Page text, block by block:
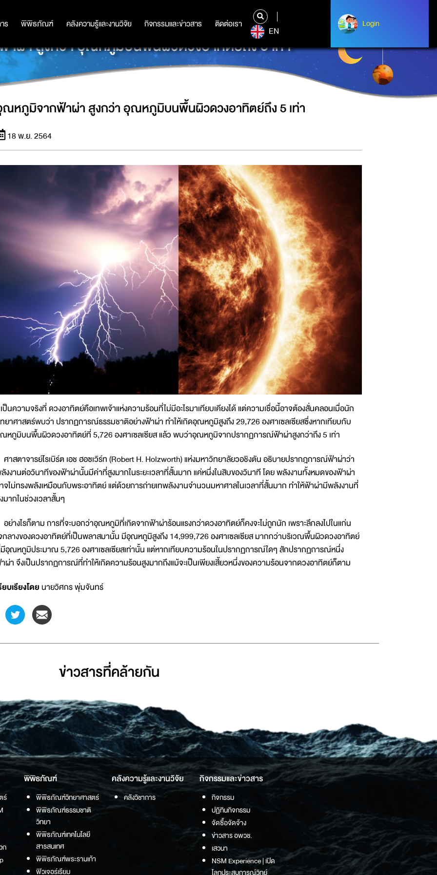
ร พิพิธภัณฑ์ คลังความรู้และงานวิจัย กิจกรรมและข่าวสาร ติดต่อเรา
ร พิพิธภัณฑ์ คลังความรู้และงานวิจัย กิจกรรมและข่าวสาร ติดต่อเรา
EN
Login
Login
ผ่า สูงกว่า อุณหภูมิบนพื้นผิวดวงอาทิตย์ถึง 5 เท่า
หภูมิจากฟ้าผ่า สูงกว่า อุณหภูมิบนพื้นผิวดวงอาทิตย์ถึง 5 เท่า
18 พ.ย. 2564
เป็นความจริงที่ ดวงอาทิตย์คือเทพเจ้าแห่งความร้อนที่ไม่มีอะไรมาเทียบเคียงได้ แต่ความเชื่อนี้อาจต้องสั่นคลอนเมื่อนัก
ยาศาสตร์พบว่า ปรากฏการณ์ธรรมชาติอย่างฟ้าผ่า ทำให้เกิดอุณหภูมิสูงถึง 29,726 องศาเซลเซียสซึ่งหากเทียบกับ
หภูมิบนพื้นผิวดวงอาทิตย์ที่ 5,726 องศาเซลเซียส แล้ว พบว่าอุณหภูมิจากปรากฏการณ์ฟ้าผ่าสูงกว่าถึง 5 เท่า
ศาสตาจารย์โรเบิร์ต เอช ฮอซเวิร์ท (Robert H. Holzworth) แห่งมหาวิทยาลัยวอชิงตัน อธิบายปรากฎการณ์ฟ้าผ่าว่า
งงานต่อวินาทีของฟ้าผ่านั้นมีค่าที่สูงมากในระยะเวลาที่สั้นมาก แค่หนึ่งในสิบของวินาที โดย พลังงานทั้งหมดของฟ้าผ่า
จไม่ทรงพลังเหมือนกับพระอาทิตย์ แต่ด้วยการถ่ายเทพลังงานจำนวนมหาศาลในเวลาที่สั้นมาก ทำให้ฟ้าผ่ามีพลังงานที่
มากในช่วงเวลาสั้นๆ
อย่างไรก็ตาม การที่จะบอกว่าอุณหภูมิที่เกิดจากฟ้าผ่าร้อนแรงกว่าดวงอาทิตย์ก็คงจะไม่ถูกนัก เพราะลึกลงไปในแก่น
กลางของดวงอาทิตย์ที่เป็นพลาสมานั้น มีอุณหภูมิสูงถึง 14,999,726 องศาเซลเซียส มากกว่าบริเวณพื้นผิวดวงอาทิตย์
อุณหภูมิประมาณ 5,726 องศาเซลเซียสเท่านั้น แต่หากเทียบความร้อนในปรากฏการณ์ใดๆ สักปรากฏการณ์หนึ่ง
ผ่า จึงเป็นปรากฏการณ์ที่ทำให้เกิดความร้อนสูงมากถึงแม้จะเป็นเพียงเสี้ยวหนึ่งของความร้อนจากดวงอาทิตย์ก็ตาม
ยบเรียงโดย นายวิศกร พุ่มจันทร์
ข่าวสารที่่คล้ายกัน
ร์
ก
พิพิธภัณฑ์
พิพิธภัณฑ์วิทยาศาสตร์
พิพิธภัณฑ์ธรรมชาติ
วิทยา
พิพิธภัณฑ์เทคโนโลยี
สารสนเทศ
พิพิธภัณฑ์พระรามเก้า
ฟิวเจอร์เรียม
คลังความรู้และงานวิจัย
คลังวิชาการ
กิจกรรมและข่าวสาร
กิจกรรม
ปฏิทินกิจกรรม
จัดซื้อจัดจ้าง
ข่าวสาร อพวช.
เสวนา
NSM Experience | เปิด